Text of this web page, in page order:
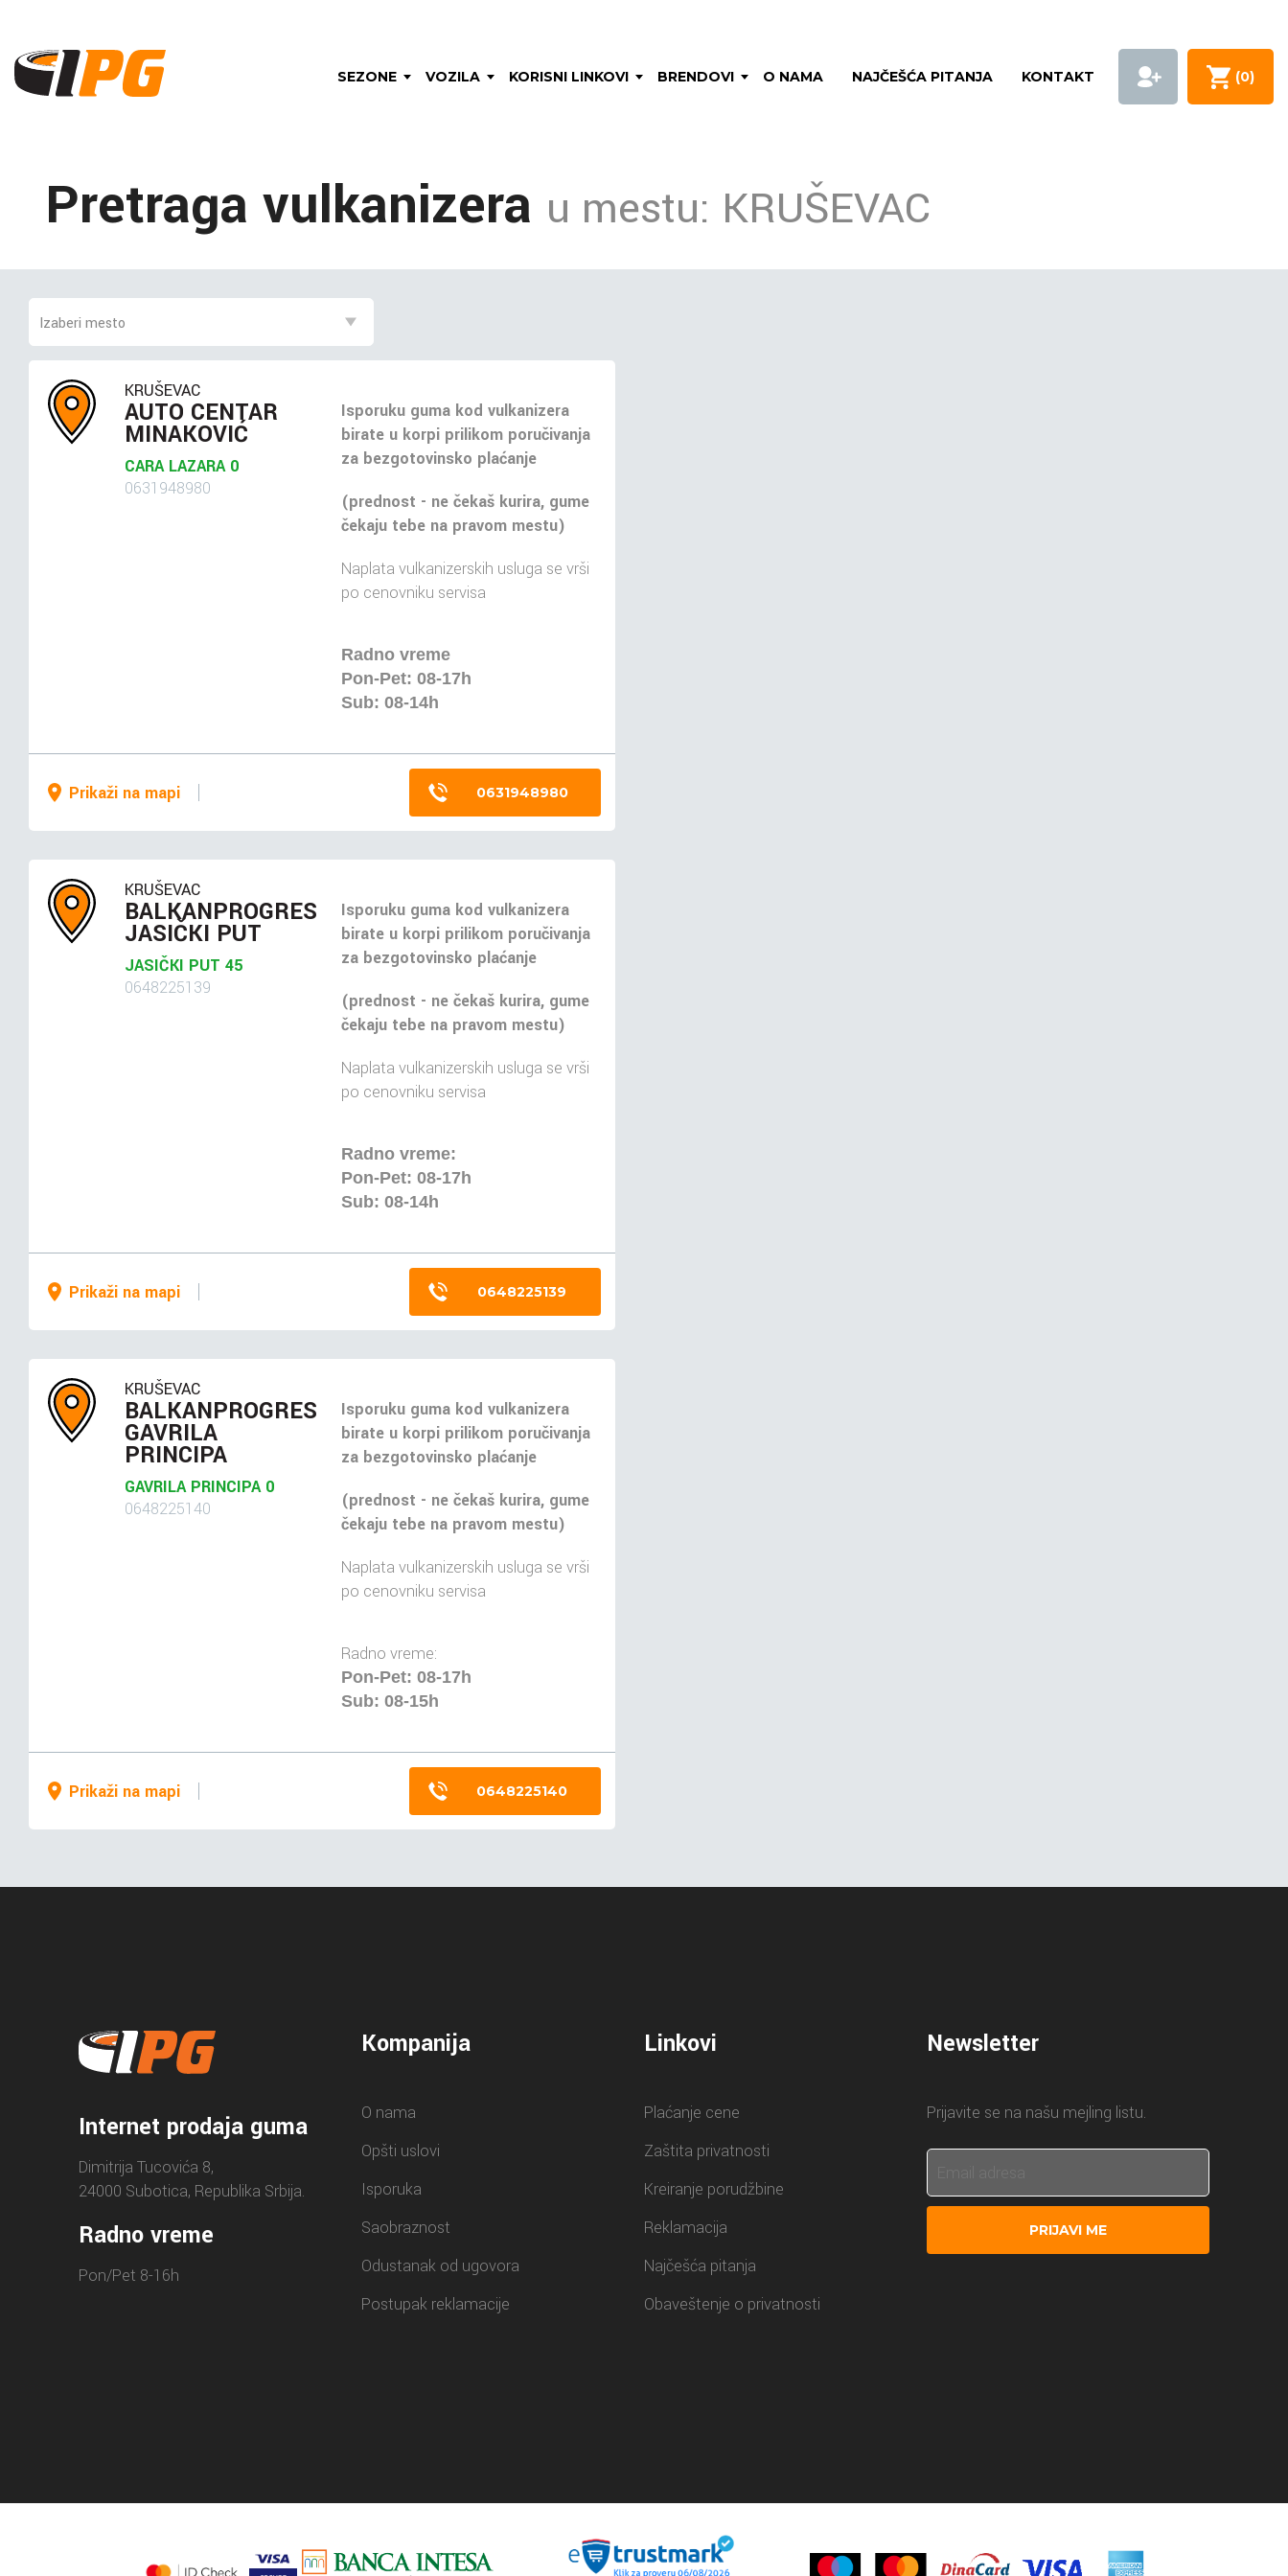
SEZONE VOZILA KORISNI LINKOVI BRENDOVI O NAMA NAJČEŠĆA PITANJA KONTAKT (0)
Pretraga vulkanizera u mestu: KRUŠEVAC
KRUŠEVAC
AUTO CENTAR
MINAKOVIĆ
CARA LAZARA 0
0631948980
Isporuku guma kod vulkanizera
birate u korpi prilikom poručivanja
za bezgotovinsko plaćanje
(prednost - ne čekaš kurira, gume
čekaju tebe na pravom mestu)
Naplata vulkanizerskih usluga se vrši
po cenovniku servisa
Radno vreme
Pon-Pet: 08-17h
Sub: 08-14h
Prikaži na mapi 0631948980
KRUŠEVAC
BALKANPROGRES
JASIČKI PUT
JASIČKI PUT 45
0648225139
Isporuku guma kod vulkanizera
birate u korpi prilikom poručivanja
za bezgotovinsko plaćanje
(prednost - ne čekaš kurira, gume
čekaju tebe na pravom mestu)
Naplata vulkanizerskih usluga se vrši
po cenovniku servisa
Radno vreme:
Pon-Pet: 08-17h
Sub: 08-14h
Prikaži na mapi 0648225139
KRUŠEVAC
BALKANPROGRES
GAVRILA
PRINCIPA
GAVRILA PRINCIPA 0
0648225140
Isporuku guma kod vulkanizera
birate u korpi prilikom poručivanja
za bezgotovinsko plaćanje
(prednost - ne čekaš kurira, gume
čekaju tebe na pravom mestu)
Naplata vulkanizerskih usluga se vrši
po cenovniku servisa
Radno vreme:
Pon-Pet: 08-17h
Sub: 08-15h
Prikaži na mapi 0648225140
Internet prodaja guma
Dimitrija Tucovića 8,
24000 Subotica, Republika Srbija.
Radno vreme
Pon/Pet 8-16h
Kompanija
O nama
Opšti uslovi
Isporuka
Saobraznost
Odustanak od ugovora
Postupak reklamacije
Linkovi
Plaćanje cene
Zaštita privatnosti
Kreiranje porudžbine
Reklamacija
Najčešća pitanja
Obaveštenje o privatnosti
Newsletter
Prijavite se na našu mejling listu.
PRIJAVI ME